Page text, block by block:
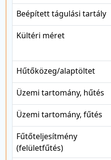
Beépített tágulási tartály
Kültéri méret
Hűtőközeg/alaptöltet
Üzemi tartomány, hűtés
Üzemi tartomány, fűtés
Fűtőteljesítmény
(felületfűtés)